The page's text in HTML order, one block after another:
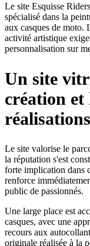
Le site Esquisse
spécialisé dans la
aux casques de moto.
activité artistique
personnalisation sur
Un site
création et
réalisations
Le site valorise le
la réputation s'est
forte implication dans
renforce
public de passionnés.
Une large place est
casques, avec une
recours aux
originale réalisée à la